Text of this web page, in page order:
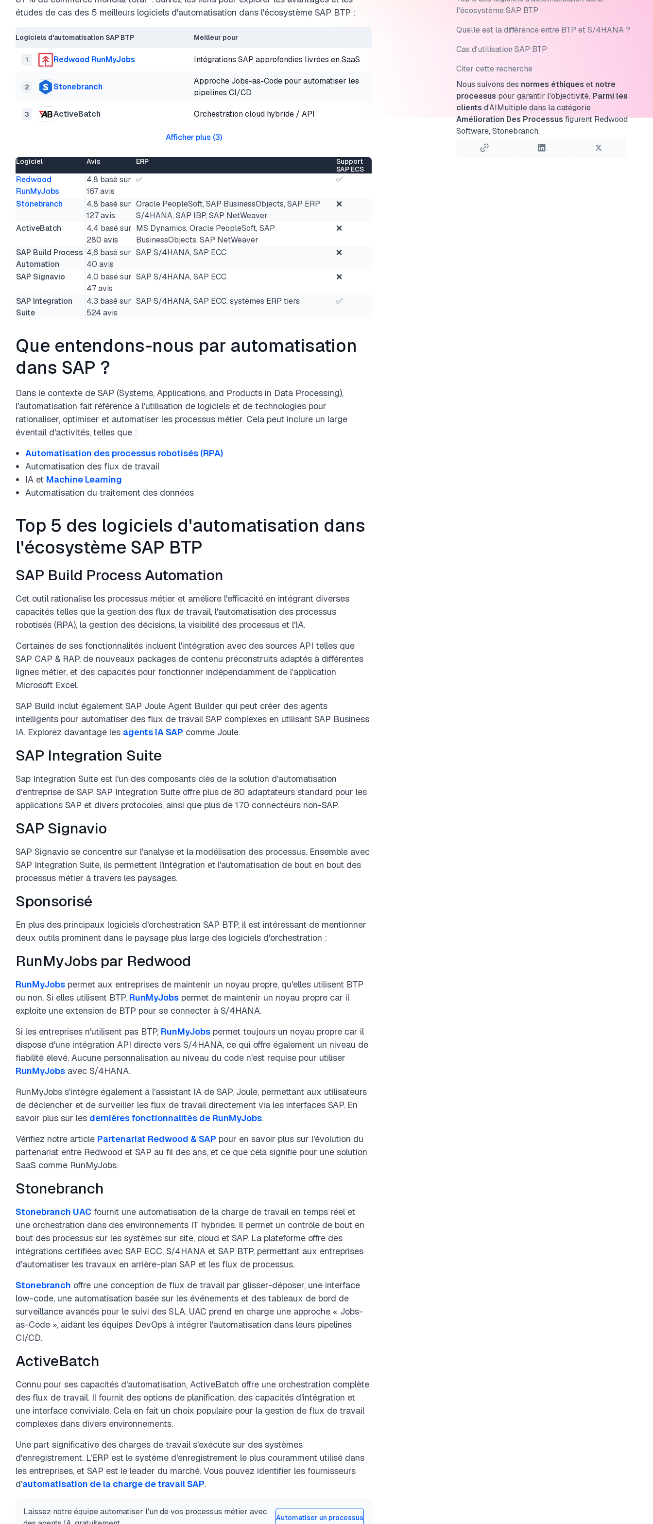
études de cas des 5 meilleurs logiciels d'automatisation dans l'écosystème SAP BTP :
Logiciels d'automatisation SAP BTP Meilleur pour
1 Redwood RunMyJobs Intégrations SAP approfondies livrées en SaaS
2 Stonebranch
Approche Jobs-as-Code pour automatiser les
pipelines CI/CD
3 ActiveBatch Orchestration cloud hybride / API
Afficher plus (3)
Logiciel Avis ERP
Support
SAP ECS
Redwood
RunMyJobs
4.8 basé sur
167 avis
✅ ✅
Stonebranch
4.8 basé sur
127 avis
Oracle PeopleSoft, SAP BusinessObjects, SAP ERP
S/4HANA, SAP IBP, SAP NetWeaver
❌
ActiveBatch
4.4 basé sur
280 avis
MS Dynamics, Oracle PeopleSoft, SAP
BusinessObjects, SAP NetWeaver
❌
SAP Build Process
Automation
4,6 basé sur
40 avis
SAP S/4HANA, SAP ECC ❌
SAP Signavio
4.0 basé sur
47 avis
SAP S/4HANA, SAP ECC ❌
SAP Integration
Suite
4.3 basé sur
524 avis
SAP S/4HANA, SAP ECC, systèmes ERP tiers ✅
Que entendons-nous par automatisation
dans SAP ?
Dans le contexte de SAP (Systems, Applications, and Products in Data Processing),
l'automatisation fait référence à l'utilisation de logiciels et de technologies pour
rationaliser, optimiser et automatiser les processus métier. Cela peut inclure un large
éventail d'activités, telles que :
Automatisation des processus robotisés (RPA)
Automatisation des flux de travail
IA et Machine Learning
Automatisation du traitement des données
Top 5 des logiciels d'automatisation dans
l'écosystème SAP BTP
SAP Build Process Automation
Cet outil rationalise les processus métier et améliore l'efficacité en intégrant diverses
capacités telles que la gestion des flux de travail, l'automatisation des processus
robotisés (RPA), la gestion des décisions, la visibilité des processus et l'IA.
Certaines de ses fonctionnalités incluent l'intégration avec des sources API telles que
SAP CAP & RAP, de nouveaux packages de contenu préconstruits adaptés à différentes
lignes métier, et des capacités pour fonctionner indépendamment de l'application
Microsoft Excel.
SAP Build inclut également SAP Joule Agent Builder qui peut créer des agents
intelligents pour automatiser des flux de travail SAP complexes en utilisant SAP Business
IA. Explorez davantage les agents IA SAP comme Joule.
SAP Integration Suite
Sap Integration Suite est l'un des composants clés de la solution d'automatisation
d'entreprise de SAP. SAP Integration Suite offre plus de 80 adaptateurs standard pour les
applications SAP et divers protocoles, ainsi que plus de 170 connecteurs non-SAP.
SAP Signavio
SAP Signavio se concentre sur l'analyse et la modélisation des processus. Ensemble avec
SAP Integration Suite, ils permettent l'intégration et l'automatisation de bout en bout des
processus métier à travers les paysages.
Sponsorisé
En plus des principaux logiciels d'orchestration SAP BTP, il est intéressant de mentionner
deux outils prominent dans le paysage plus large des logiciels d'orchestration :
RunMyJobs par Redwood
RunMyJobs permet aux entreprises de maintenir un noyau propre, qu'elles utilisent BTP
ou non. Si elles utilisent BTP, RunMyJobs permet de maintenir un noyau propre car il
exploite une extension de BTP pour se connecter à S/4HANA.
Si les entreprises n'utilisent pas BTP, RunMyJobs permet toujours un noyau propre car il
dispose d'une intégration API directe vers S/4HANA, ce qui offre également un niveau de
fiabilité élevé. Aucune personnalisation au niveau du code n'est requise pour utiliser
RunMyJobs avec S/4HANA.
RunMyJobs s'intègre également à l'assistant IA de SAP, Joule, permettant aux utilisateurs
de déclencher et de surveiller les flux de travail directement via les interfaces SAP. En
savoir plus sur les dernières fonctionnalités de RunMyJobs.
Vérifiez notre article Partenariat Redwood & SAP pour en savoir plus sur l'évolution du
partenariat entre Redwood et SAP au fil des ans, et ce que cela signifie pour une solution
SaaS comme RunMyJobs.
Stonebranch
Stonebranch UAC fournit une automatisation de la charge de travail en temps réel et
une orchestration dans des environnements IT hybrides. Il permet un contrôle de bout en
bout des processus sur les systèmes sur site, cloud et SAP. La plateforme offre des
intégrations certifiées avec SAP ECC, S/4HANA et SAP BTP, permettant aux entreprises
d'automatiser les travaux en arrière-plan SAP et les flux de processus.
Stonebranch offre une conception de flux de travail par glisser-déposer, une interface
low-code, une automatisation basée sur les événements et des tableaux de bord de
surveillance avancés pour le suivi des SLA. UAC prend en charge une approche « Jobs-
as-Code », aidant les équipes DevOps à intégrer l'automatisation dans leurs pipelines
CI/CD.
ActiveBatch
Connu pour ses capacités d'automatisation, ActiveBatch offre une orchestration complète
des flux de travail. Il fournit des options de planification, des capacités d'intégration et
une interface conviviale. Cela en fait un choix populaire pour la gestion de flux de travail
complexes dans divers environnements.
Une part significative des charges de travail s'exécute sur des systèmes
d'enregistrement. L'ERP est le système d'enregistrement le plus couramment utilisé dans
les entreprises, et SAP est le leader du marché. Vous pouvez identifier les fournisseurs
d'automatisation de la charge de travail SAP.
Laissez notre équipe automatiser l'un de vos processus métier avec
Automatiser un processus
l'écosystème SAP BTP
Quelle est la différence entre BTP et S/4HANA ?
Cas d'utilisation SAP BTP
Citer cette recherche
Nous suivons des normes éthiques et notre
processus pour garantir l'objectivité. Parmi les
clients d'AIMultiple dans la catégorie
Amélioration Des Processusfigurent Redwood
Software, Stonebranch.